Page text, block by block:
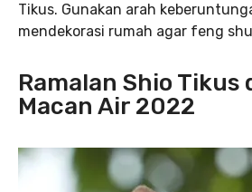
Tikus. Gunakan arah
mendekorasi rumah agar feng
Ramalan Shio Tikus
Macan Air 2022